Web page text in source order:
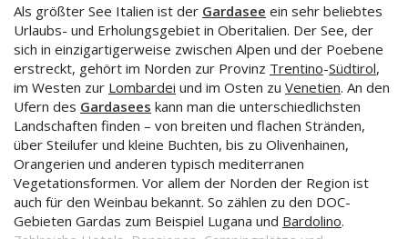
Als größter See Italien ist der Gardasee ein sehr beliebtes
Urlaubs- und Erholungsgebiet in Oberitalien. Der See, der
sich in einzigartigerweise zwischen Alpen und der Poebene
erstreckt, gehört im Norden zur Provinz Trentino-Südtirol,
im Westen zur Lombardei und im Osten zu Venetien. An den
Ufern des Gardasees kann man die unterschiedlichsten
Landschaften finden – von breiten und flachen Stränden,
über Steilufer und kleine Buchten, bis zu Olivenhainen,
Orangerien und anderen typisch mediterranen
Vegetationsformen. Vor allem der Norden der Region ist
auch für den Weinbau bekannt. So zählen zu den DOC-
Gebieten Gardas zum Beispiel Lugana und Bardolino.